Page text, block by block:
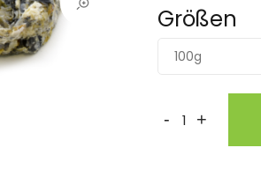
Größen
100g
- +